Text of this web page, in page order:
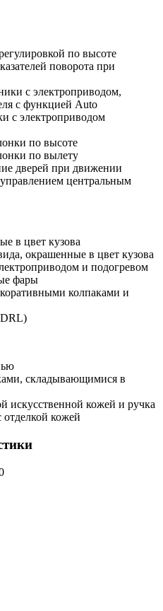
по высоте
поворота при
с электроприводом,
с функцией Auto
с электроприводом
по высоте
по вылету
дверей при движении
центральным
в цвет кузова
окрашенные в цвет кузова
и подогревом
фары
колпаками и
складывающимися в
искусственной кожей и ручка
отделкой кожей